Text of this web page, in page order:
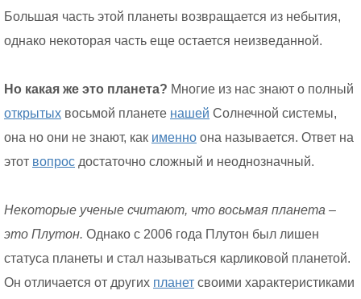
Большая часть этой планеты возвращается из небытия,
однако некоторая часть еще остается неизведанной.
Но какая же это планета? Многие из нас знают о полный
открытых восьмой планете нашей Солнечной системы,
она но они не знают, как именно она называется. Ответ на
этот вопрос достаточно сложный и неоднозначный.
Некоторые ученые считают, что восьмая планета –
это Плутон. Однако с 2006 года Плутон был лишен
статуса планеты и стал называться карликовой планетой.
Он отличается от других планет своими характеристиками